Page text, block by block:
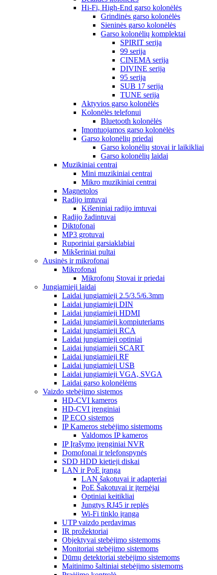
Hi-Fi, High-End garso kolonėlės
Grindinės garso kolonėlės
Sieninės garso kolonėlės
Garso kolonėlių komplektai
SPIRIT serija
99 serija
CINEMA serija
DIVINE serija
95 serija
SUB 17 serija
TUNE serija
Aktyvios garso kolonėlės
Kolonėlės telefonui
Bluetooth kolonėlės
Įmontuojamos garso kolonėlės
Garso kolonėlių priedai
Garso kolonėlių stovai ir laikikliai
Garso kolonėlių laidai
Muzikiniai centrai
Mini muzikiniai centrai
Mikro muzikiniai centrai
Magnetolos
Radijo imtuvai
Kišeniniai radijo imtuvai
Radijo žadintuvai
Diktofonai
MP3 grotuvai
Ruporiniai garsiaklabiai
Mikšeriniai pultai
Ausinės ir mikrofonai
Mikrofonai
Mikrofonų Stovai ir priedai
Jungiamieji laidai
Laidai jungiamieji 2.5/3.5/6.3mm
Laidai jungiamieji DIN
Laidai jungiamieji HDMI
Laidai jungiamieji kompiuteriams
Laidai jungiamieji RCA
Laidai jungiamieji optiniai
Laidai jungiamieji SCART
Laidai jungiamieji RF
Laidai jungiamieji USB
Laidai jungiamieji VGA, SVGA
Laidai garso kolonėlėms
Vaizdo stebėjimo sistemos
HD-CVI kameros
HD-CVI įrenginiai
IP ECO sistemos
IP Kameros stebėjimo sistemoms
Valdomos IP kameros
IP Įrašymo įrenginiai NVR
Domofonai ir telefonspynės
SDD HDD kietieji diskai
LAN ir PoE įranga
LAN šakotuvai ir adapteriai
PoE Šakotuvai ir įterpėjai
Optiniai keitikliai
Jungtys RJ45 ir replės
Wi-Fi tinklo įranga
UTP vaizdo perdavimas
IR prožektoriai
Objektyvai stebėjimo sistemoms
Monitoriai stebėjimo sistemoms
Dūmų detektoriai stebėjimo sistemoms
Maitinimo šaltiniai stebėjimo sistemoms